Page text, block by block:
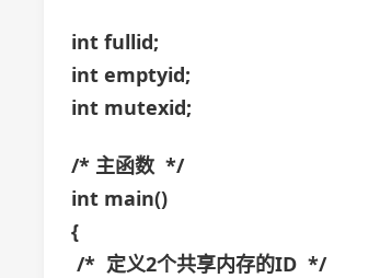
int fullid;
int emptyid;
int mutexid;
/* 主函数 */
int main()
{
/* 定义2个共享内存的ID */